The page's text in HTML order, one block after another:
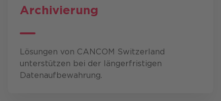
Archivierung
Lösungen von CANCOM Switzerland
unterstützen bei der längerfristigen
Datenaufbewahrung.